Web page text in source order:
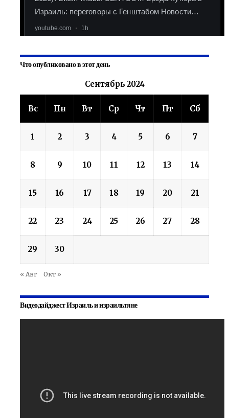
Что опубликовано в этот день
Сентябрь 2024
Вс Пн Вт Ср Чт Пт Сб
1 2 3 4 5 6 7
8 9 10 11 12 13 14
15 16 17 18 19 20 21
22 23 24 25 26 27 28
29 30
« Авг Окт »
Видеодайджест Израиль и израильтяне